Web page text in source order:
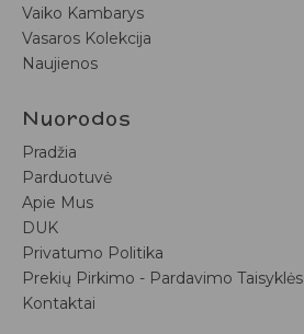
Vaiko Kambarys
Vasaros Kolekcija
Naujienos
Nuorodos
Pradžia
Parduotuvė
Apie Mus
DUK
Privatumo Politika
Prekių Pirkimo - Pardavimo Taisyklės
Kontaktai